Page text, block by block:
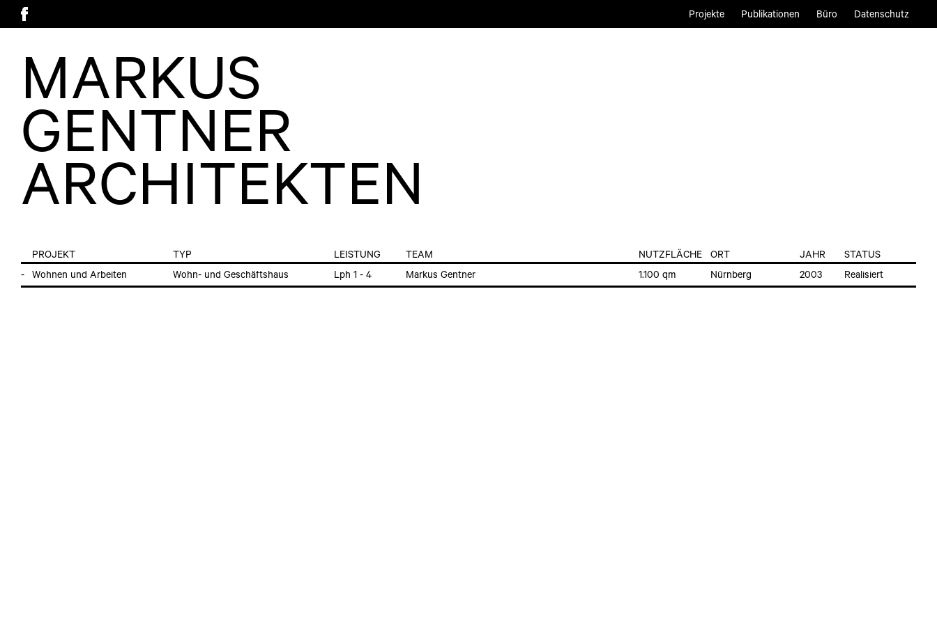
MARKUS
GENTNER
ARCHITEKTEN
Projekte Publikationen Büro Datenschutz
PROJEKT TYP LEISTUNG TEAM NUTZFLÄCHE ORT JAHR
STATUS
Wohnen und Arbeiten
Wohn- und Geschäftshaus Lph 1 - 4 Markus Gentner 1.100 qm Nürnberg 2003 Realisiert